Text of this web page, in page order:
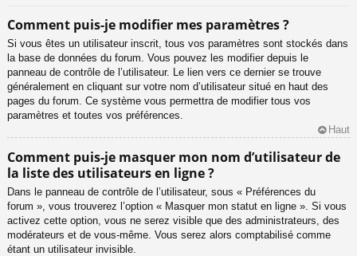
Comment puis-je modifier mes paramètres ?
Si vous êtes un utilisateur inscrit, tous vos paramètres sont stockés dans
la base de données du forum. Vous pouvez les modifier depuis le
panneau de contrôle de l’utilisateur. Le lien vers ce dernier se trouve
généralement en cliquant sur votre nom d’utilisateur situé en haut des
pages du forum. Ce système vous permettra de modifier tous vos
paramètres et toutes vos préférences.
Haut
Comment puis-je masquer mon nom d’utilisateur de
la liste des utilisateurs en ligne ?
Dans le panneau de contrôle de l’utilisateur, sous « Préférences du
forum », vous trouverez l’option « Masquer mon statut en ligne ». Si vous
activez cette option, vous ne serez visible que des administrateurs, des
modérateurs et de vous-même. Vous serez alors comptabilisé comme
étant un utilisateur invisible.